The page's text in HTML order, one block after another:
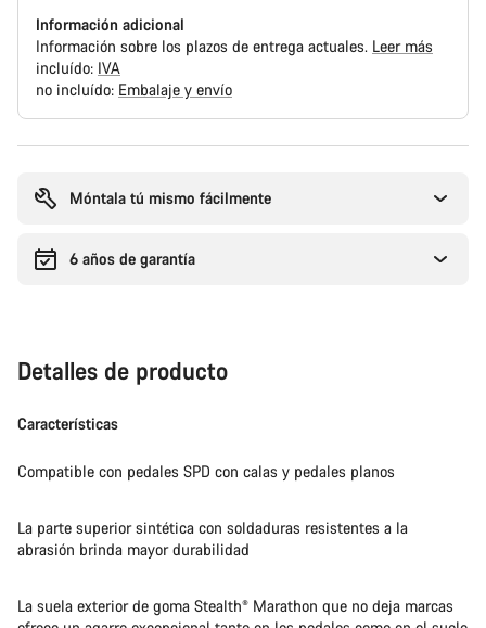
Información adicional
Información sobre los plazos de entrega actuales. Leer más
incluído: IVA
no incluído: Embalaje y envío
compra
Móntala tú mismo fácilmente
6 años de garantía
Detalles de producto
Características
Compatible con pedales SPD con calas y pedales planos
La parte superior sintética con soldaduras resistentes a la
abrasión brinda mayor durabilidad
La suela exterior de goma Stealth® Marathon que no deja marcas